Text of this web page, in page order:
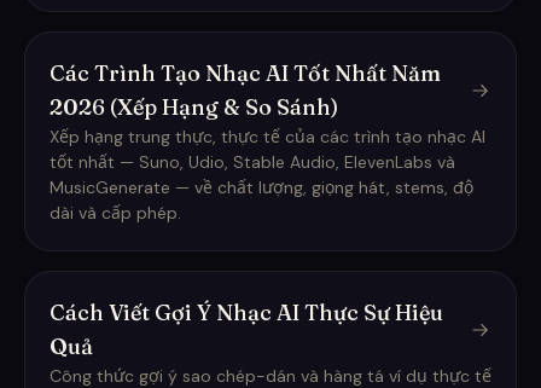
Các Trình Tạo Nhạc AI Tốt Nhất Năm
2026 (Xếp Hạng & So Sánh)
Xếp hạng trung thực, thực tế của các trình tạo nhạc AI
tốt nhất — Suno, Udio, Stable Audio, ElevenLabs và
MusicGenerate — về chất lượng, giọng hát, stems, độ
dài và cấp phép.
Cách Viết Gợi Ý Nhạc AI Thực Sự Hiệu
Quả
Công thức gợi ý sao chép-dán và hàng tá ví dụ thực tế